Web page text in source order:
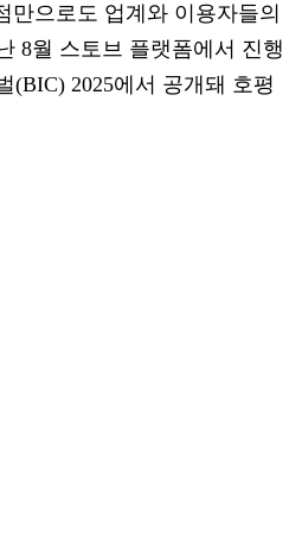
으로도 업계와 이용자들의
8월 스토브 플랫폼에서 진행
(BIC) 2025에서 공개돼 호평